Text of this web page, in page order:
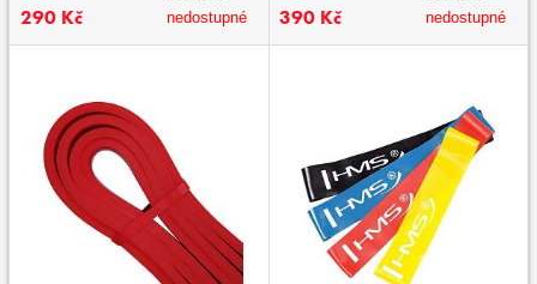
290 Kč
nedostupné
390 Kč
nedostupné